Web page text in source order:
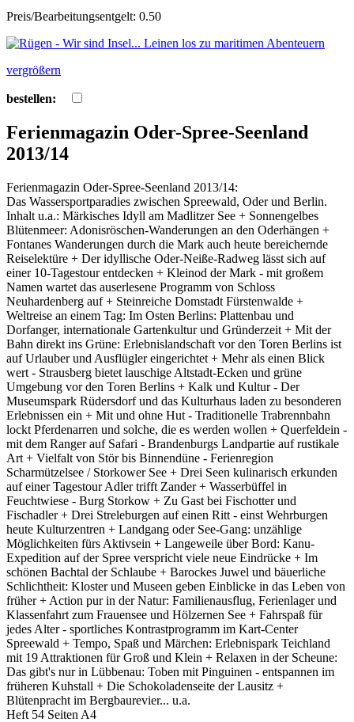
Preis/Bearbeitungsentgelt: 0.50
vergrößern
bestellen:
Ferienmagazin Oder-Spree-Seenland
2013/14
Ferienmagazin Oder-Spree-Seenland 2013/14:
Das Wassersportparadies zwischen Spreewald, Oder und Berlin.
Inhalt u.a.: Märkisches Idyll am Madlitzer See + Sonnengelbes
Blütenmeer: Adonisröschen-Wanderungen an den Oderhängen +
Fontanes Wanderungen durch die Mark auch heute bereichernde
Reiselektüre + Der idyllische Oder-Neiße-Radweg lässt sich auf
einer 10-Tagestour entdecken + Kleinod der Mark - mit großem
Namen wartet das auserlesene Programm von Schloss
Neuhardenberg auf + Steinreiche Domstadt Fürstenwalde +
Weltreise an einem Tag: Im Osten Berlins: Plattenbau und
Dorfanger, internationale Gartenkultur und Gründerzeit + Mit der
Bahn direkt ins Grüne: Erlebnislandschaft vor den Toren Berlins ist
auf Urlauber und Ausflügler eingerichtet + Mehr als einen Blick
wert - Strausberg bietet lauschige Altstadt-Ecken und grüne
Umgebung vor den Toren Berlins + Kalk und Kultur - Der
Museumspark Rüdersdorf und das Kulturhaus laden zu besonderen
Erlebnissen ein + Mit und ohne Hut - Traditionelle Trabrennbahn
lockt Pferdenarren und solche, die es werden wollen + Querfeldein -
mit dem Ranger auf Safari - Brandenburgs Landpartie auf rustikale
Art + Vielfalt von Stör bis Binnendüne - Ferienregion
Scharmützelsee / Storkower See + Drei Seen kulinarisch erkunden
auf einer Tagestour Adler trifft Zander + Wasserbüffel in
Feuchtwiese - Burg Storkow + Zu Gast bei Fischotter und
Fischadler + Drei Streleburgen auf einen Ritt - einst Wehrburgen
heute Kulturzentren + Landgang oder See-Gang: unzählige
Möglichkeiten fürs Aktivsein + Langeweile über Bord: Kanu-
Expedition auf der Spree verspricht viele neue Eindrücke + Im
schönen Bachtal der Schlaube + Barockes Juwel und bäuerliche
Schlichtheit: Kloster und Museen geben Einblicke in das Leben von
früher + Action pur in der Natur: Familienausflug, Ferienlager und
Klassenfahrt zum Frauensee und Hölzernen See + Fahrspaß für
jedes Alter - sportliches Kontrastprogramm im Kart-Center
Spreewald + Tempo, Spaß und Märchen: Erlebnispark Teichland
mit 19 Attraktionen für Groß und Klein + Relaxen in der Scheune:
Das gibt's nur in Lübbenau: Toben mit Pinguinen - entspannen im
früheren Kuhstall + Die Schokoladenseite der Lausitz +
Blütenpracht im Bergbaurevier... u.a.
Heft 54 Seiten A4